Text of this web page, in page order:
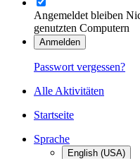
Angemeldet bleiben
genutzten Computern
Anmelden
Passwort vergessen?
Alle Aktivitäten
Startseite
Sprache
English (USA)